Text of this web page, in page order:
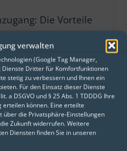
verwalten
(Google Tag Manager,
Dienste Dritter für Komfortfunktionen
stetig zu verbessern und Ihnen ein
Für den Einsatz dieser Dienste
a DSGVO und § 25 Abs. 1 TDDDG Ihre
erteilen können. Eine erteilte
über die Privatsphäre-Einstellungen
Zukunft widerrufen. Weitere
Diensten finden Sie in unseren
Die Vorteile
mit ODBC
Sie uns an Die
schafft
und
– insbesondere
und KI-
In einer